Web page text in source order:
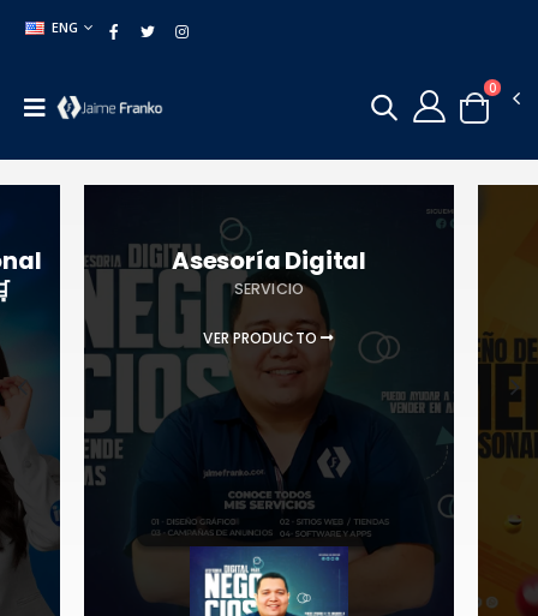
ENG
0
Asesoría Digital
SERVICIO
VER PRODUCTO